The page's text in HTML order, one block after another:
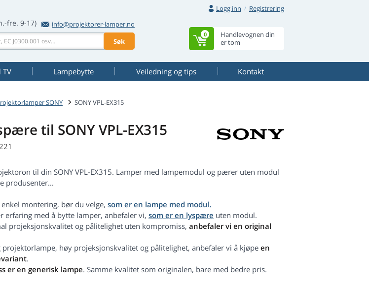
Logg inn
Registrering
fre. 9-17)
info@projektorer-lamper.no
Søk
Handlevognen din
er tom
0
Lampebytte Veiledning og tips Kontakt
SONY SONY VPL-EX315
til SONY VPL-EX315
til din SONY VPL-EX315. Lamper med lampemodul og pærer uten modul
produsenter...
montering, bør du velge, som er en lampe med modul.
erfaring med å bytte lamper, anbefaler vi, som er en lyspære uten modul.
projeksjonskvalitet og pålitelighet uten kompromiss, anbefaler vi en original
høy projeksjonskvalitet og pålitelighet, anbefaler vi å kjøpe en
.
er en generisk lampe. Samme kvalitet som originalen, bare med bedre pris.